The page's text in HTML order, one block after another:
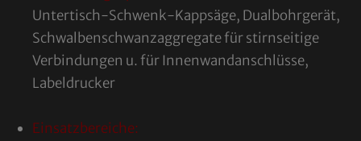
Untertisch-Schwenk-Kappsäge, Dualbohrgerät,
Schwalbenschwanzaggregate für stirnseitige
Verbindungen u. für Innenwandanschlüsse,
Labeldrucker
Einsatzbereiche: